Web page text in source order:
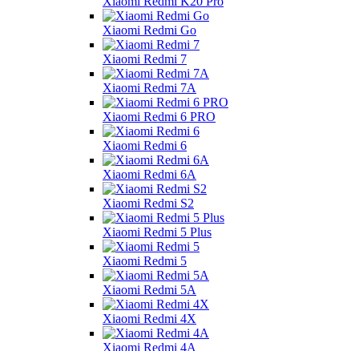
Xiaomi Redmi Go
Xiaomi Redmi 7
Xiaomi Redmi 7A
Xiaomi Redmi 6 PRO
Xiaomi Redmi 6
Xiaomi Redmi 6A
Xiaomi Redmi S2
Xiaomi Redmi 5 Plus
Xiaomi Redmi 5
Xiaomi Redmi 5A
Xiaomi Redmi 4X
Xiaomi Redmi 4A